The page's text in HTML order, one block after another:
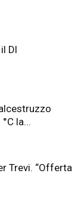
Dl
la...
Trevi. “Offerta